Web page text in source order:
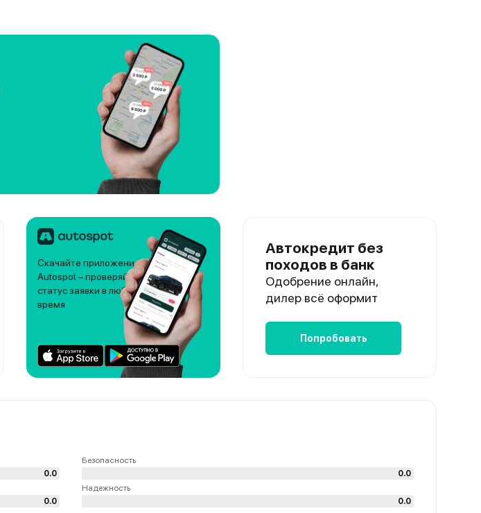
Скачайте приложение
Autospot – проверяйте
статус заявки в любое
время
Автокредит без
походов в банк
Одобрение онлайн,
дилер всё оформит
Попробовать
0.0
0.0
Безопасность
0.0
Надежность
0.0